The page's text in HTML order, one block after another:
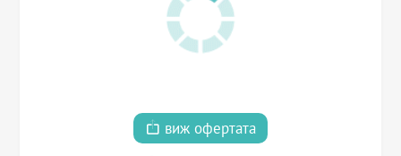
виж офертата